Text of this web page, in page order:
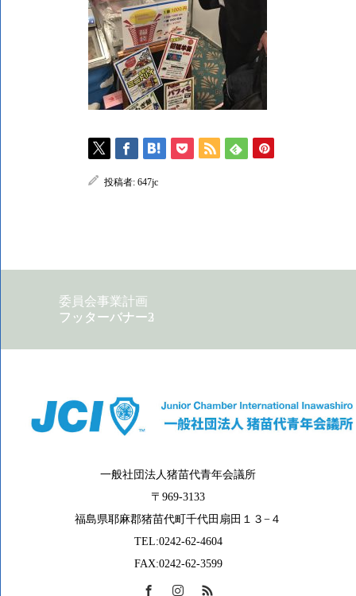
投稿者: 647jc
委員会事業計画
フッターバナー2
フッターバナー3
一般社団法人猪苗代青年会議所
〒969-3133
福島県耶麻郡猪苗代町千代田扇田１３−４
TEL:0242-62-4604
FAX:0242-62-3599